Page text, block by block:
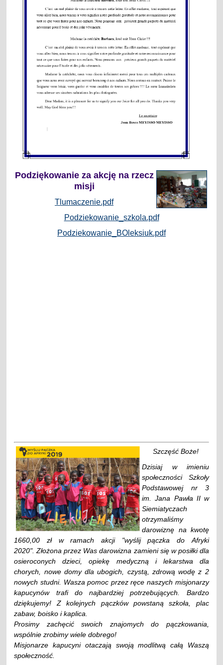
Podziękowanie za akcję na rzecz
misji
Tlumaczenie.pdf
Podziekowanie_szkola.pdf
Podziekowanie_BOleksiuk.pdf
Szczęść Boże!
Dzisiaj w imieniu
społeczności Szkoły
Podstawowej nr 3
im. Jana Pawła II w
Siemiatyczach
otrzymaliśmy
darowiznę na kwotę
1660,00 zł w ramach akcji "wyślij pączka do Afryki
2020".Złożona przez Was darowizna zamieni się w posiłki dla
osieroconych dzieci, opiekę medyczną i lekarstwa dla
chorych, nowe domy dla ubogich, czystą, zdrową wodę z 2
nowych studni. Wasza pomoc przez ręce naszych misjonarzy
kapucynów trafi do najbardziej potrzebujących. Bardzo
dziękujemy! Z kolejnych pączków powstaną szkoła, plac
zabaw, boisko i kaplica.
Prosimy zachęcić swoich znajomych do pączkowania,
wspólnie zrobimy wiele dobrego!
Misjonarze kapucyni otaczają swoją modlitwą całą Waszą
społeczność.